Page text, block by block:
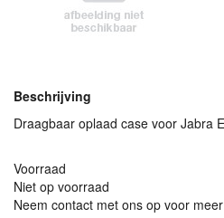
Beschrijving
Draagbaar oplaad case voor Jabra
Voorraad
Niet op voorraad
Neem contact met ons op voor